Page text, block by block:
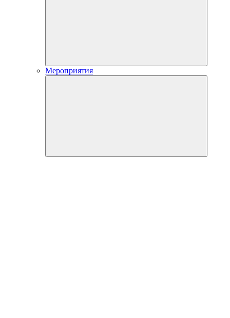
Мероприятия